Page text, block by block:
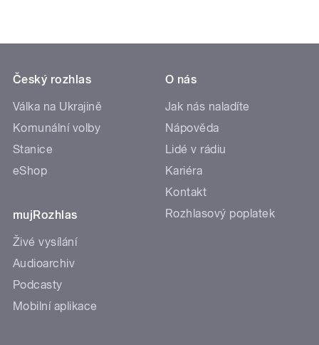
Český rozhlas
Válka na Ukrajině
Komunální volby
Stanice
eShop
mujRozhlas
Živé vysílání
Audioarchiv
Podcasty
Mobilní aplikace
O nás
Jak nás naladíte
Nápověda
Lidé v rádiu
Kariéra
Kontakt
Rozhlasový poplatek